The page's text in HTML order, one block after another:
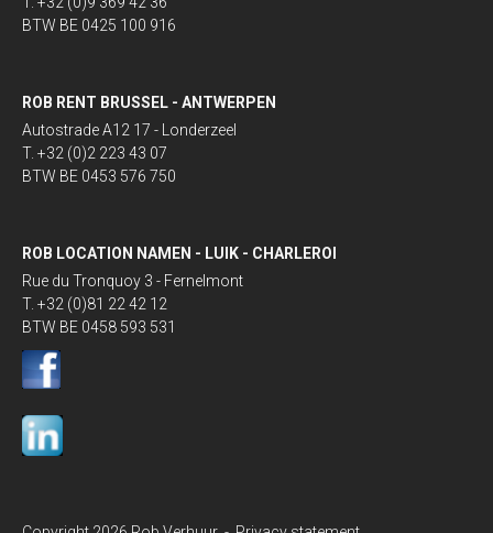
BTW BE 0425 100 916
ROB RENT BRUSSEL - ANTWERPEN
Autostrade A12 17 - Londerzeel
T. +32 (0)2 223 43 07
BTW BE 0453 576 750
ROB LOCATION NAMEN - LUIK - CHARLEROI
Rue du Tronquoy 3 - Fernelmont
T. +32 (0)81 22 42 12
BTW BE 0458 593 531